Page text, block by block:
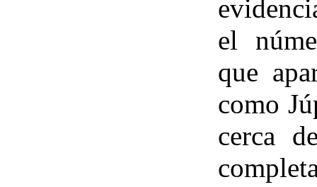
el
que
como
cerca